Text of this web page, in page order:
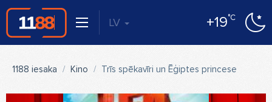
LV +19°C
1188 iesaka Kino Trīs spēkavīri un Ēģiptes princese